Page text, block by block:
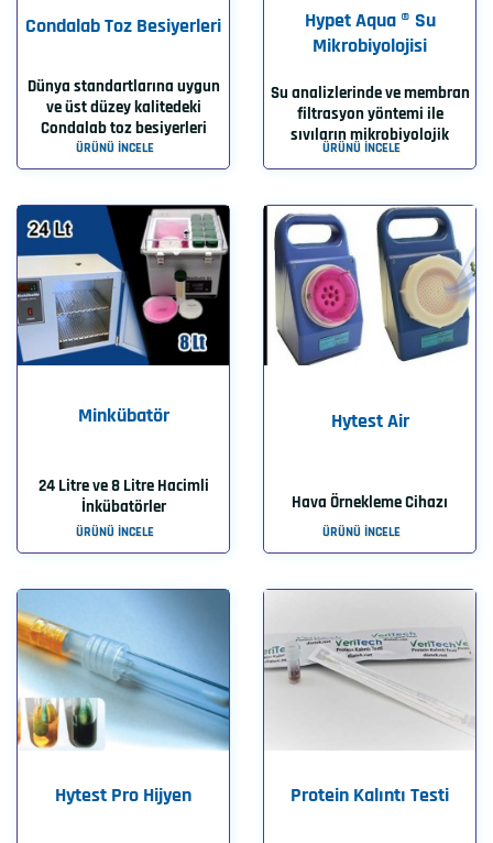
Condalab Toz Besiyerleri
Dünya standartlarına uygun
ve üst düzey kalitedeki
Condalab toz besiyerleri
ÜRÜNÜ İNCELE
Hypet Aqua ® Su
Mikrobiyolojisi
Su analizlerinde ve membran
filtrasyon yöntemi ile
sıvıların mikrobiyolojik
ÜRÜNÜ İNCELE
Minkübatör
24 Litre ve 8 Litre Hacimli
İnkübatörler
ÜRÜNÜ İNCELE
Hytest Air
Hava Örnekleme Cihazı
ÜRÜNÜ İNCELE
Hytest Pro Hijyen Protein Kalıntı Testi